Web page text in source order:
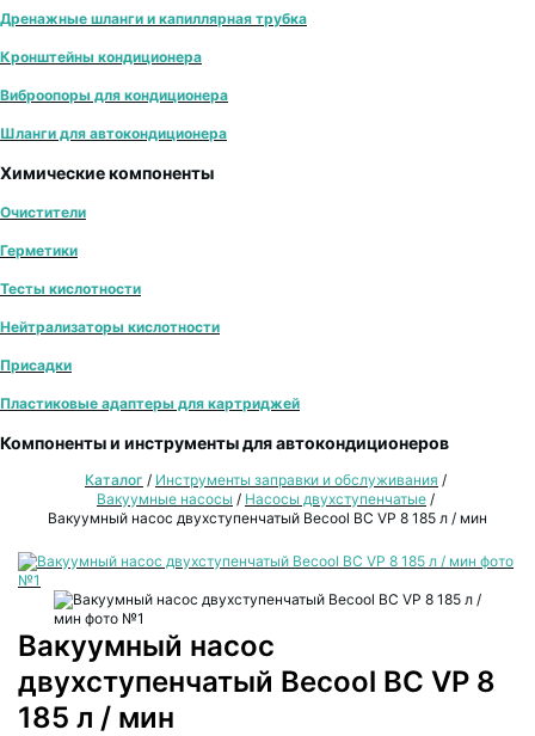
Дренажные шланги и капиллярная трубка
Кронштейны кондиционера
Виброопоры для кондиционера
Шланги для автокондиционера
Химические компоненты
Очистители
Герметики
Тесты кислотности
Нейтрализаторы кислотности
Присадки
Пластиковые адаптеры для картриджей
Компоненты и инструменты для автокондиционеров
Каталог / Инструменты заправки и обслуживания /
Вакуумные насосы / Насосы двухступенчатые /
Вакуумный насос двухступенчатый Becool BC VP 8 185 л / мин
Вакуумный насос
двухступенчатый Becool BC VP 8
185 л / мин